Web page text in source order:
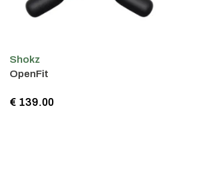
Shokz
OpenFit
€ 139.00